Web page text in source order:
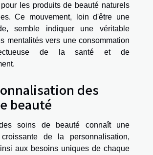
les produits de beauté naturels
Ce mouvement, loin d'être une
semble indiquer une véritable
mentalités vers une consommation
de la santé et de
des
beauté
soins de beauté connaît une
croissante de la personnalisation,
aux besoins uniques de chaque